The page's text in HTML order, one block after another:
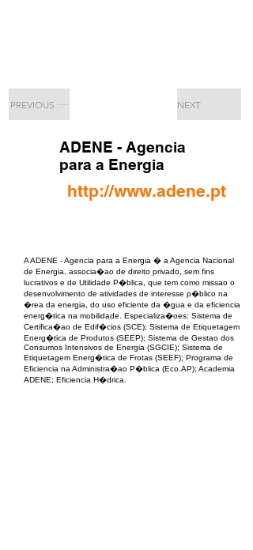
PREVIOUS NEXT
ADENE - Agencia
para a Energia
http://www.adene.pt
A ADENE - Agencia para a Energia � a Agencia Nacional
de Energia, associa�ao de direito privado, sem fins
lucrativos e de Utilidade P�blica, que tem como missao o
desenvolvimento de atividades de interesse p�blico na
�rea da energia, do uso eficiente da �gua e da eficiencia
energ�tica na mobilidade. Especializa�oes: Sistema de
Certifica�ao de Edif�cios (SCE); Sistema de Etiquetagem
Energ�tica de Produtos (SEEP); Sistema de Gestao dos
Consumos Intensivos de Energia (SGCIE); Sistema de
Etiquetagem Energ�tica de Frotas (SEEF); Programa de
Eficiencia na Administra�ao P�blica (Eco.AP); Academia
ADENE; Eficiencia H�drica.